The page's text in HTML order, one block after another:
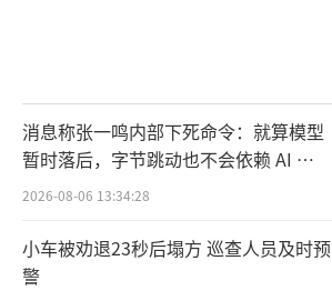
消息称张一鸣内部下死命令：就算模型
暂时落后，字节跳动也不会依赖 AI 蒸
馏技术
2026-08-06 13:34:28
小车被劝退23秒后塌方 巡查人员及时预
警